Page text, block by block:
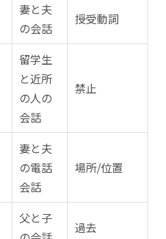
妻と夫
の会話
授受動詞
留学生
と近所
の人の
会話
禁止
妻と夫
の電話
会話
場所/位置
父と子
過去